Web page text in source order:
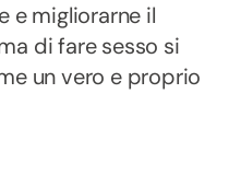
e migliorarne il
di fare sesso si
un vero e proprio